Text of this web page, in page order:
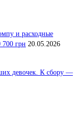
и расходные
грн 20.05.2026
девочек. К сбору —